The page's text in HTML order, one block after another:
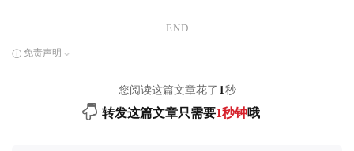
END
免责声明
您阅读这篇文章花了 1秒
转发这篇文章只需要1秒钟哦